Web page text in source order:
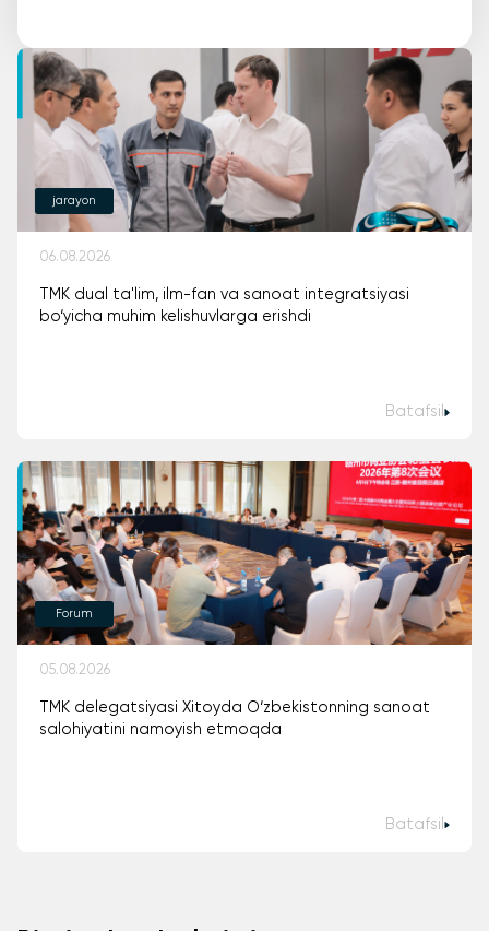
jarayon
06.08.2026
TMK dual ta'lim, ilm-fan va sanoat integratsiyasi
bo‘yicha muhim kelishuvlarga erishdi
Batafsil
Forum
05.08.2026
TMK delegatsiyasi Xitoyda O‘zbekistonning sanoat
salohiyatini namoyish etmoqda
Batafsil